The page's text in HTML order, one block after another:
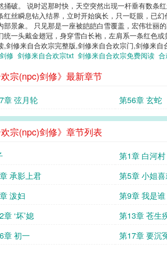
捅破。 说时迟那时快，天空突然出现一杆垂有数条
红丝瞬息钻入结界，立时开始疯长，只一眨眼，已
部景象。 只见那是一座被皑皑白雪覆盖，宏伟壮丽
统一头戴金翅冠，身穿雪白长袍，左肩系一条红色
,剑修来自合欢宗完整版,剑修来自合欢宗门,剑修来自
修 剑修来自合欢宗txt 剑修来自合欢宗免费阅读
欢宗(npc)剑修》最新章节
章 弦月轮 第56章 玄蛇
欢宗(npc)剑修》章节列表
第1章 白河村
承影上君
第5章 小姐
泼妇
第9章 我是谁
章 ‘坏’媳
第13章 苍生
章 初一
第17章 要沉